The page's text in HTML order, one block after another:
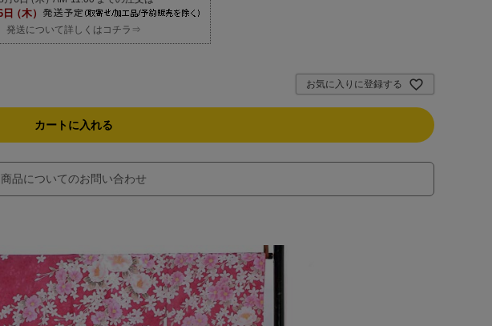
発送について詳しくはコチラ⇒
お気に入りに登録する
カートに入れる
商品についてのお問い合わせ